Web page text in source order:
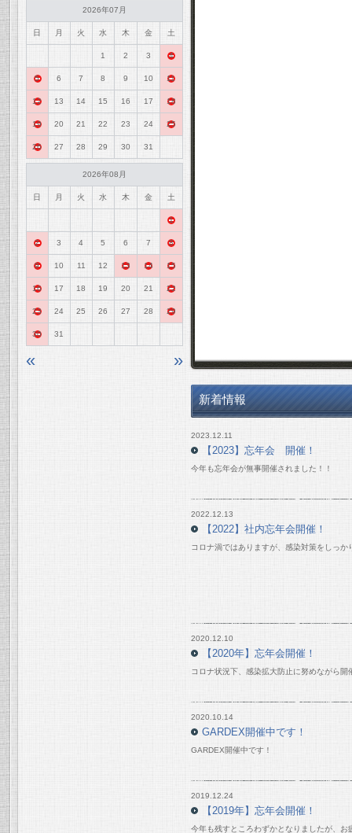
新着情報
2023.12.11
【2023】忘年会 開催！
今年も忘年会が無事開催されました！！
2022.12.13
【2022】社内忘年会開催！
コロナ渦ではありますが、感染対策をしっか
2020.12.10
【2020年】忘年会開催！
コロナ状況下、感染拡大防止に努めながら開
2020.10.14
GARDEX開催中です！
GARDEX開催中です！
2019.12.24
【2019年】忘年会開催！
今年も残すところわずかとなりましたが、お
2026年07月
日 月 火 水 木 金 土
1 2 3 4
5 6 7 8 9 10 11
12 13 14 15 16 17 18
19 20 21 22 23 24 25
26 27 28 29 30 31
2026年08月
日 月 火 水 木 金 土
1
2 3 4 5 6 7 8
9 10 11 12 13 14 15
16 17 18 19 20 21 22
23 24 25 26 27 28 29
30 31
« »